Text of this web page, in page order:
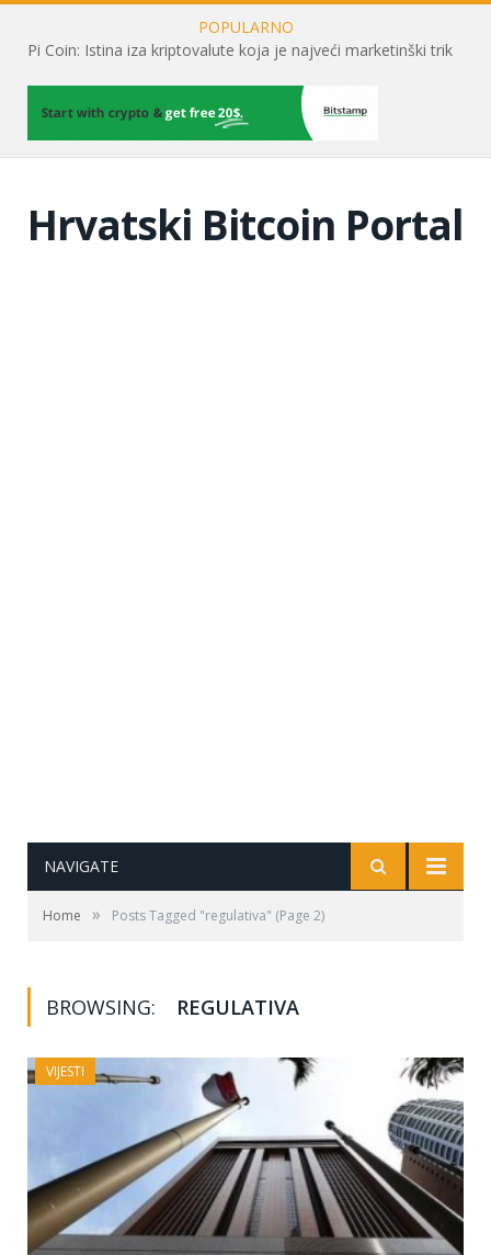
POPULARNO
Pi Coin: Istina iza kriptovalute koja je najveći marketinški trik
Hrvatski Bitcoin Portal
NAVIGATE
Home » Posts Tagged "regulativa" (Page 2)
BROWSING: REGULATIVA
VIJESTI